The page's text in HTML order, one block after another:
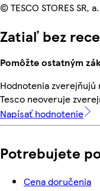
© TESCO STORES SR,
Zatiaľ bez
Pomôžte ostatným
Hodnotenia zverejňujú
Tesco neoveruje
Napísať hodnotenie
Potrebujete
Cena doručenia